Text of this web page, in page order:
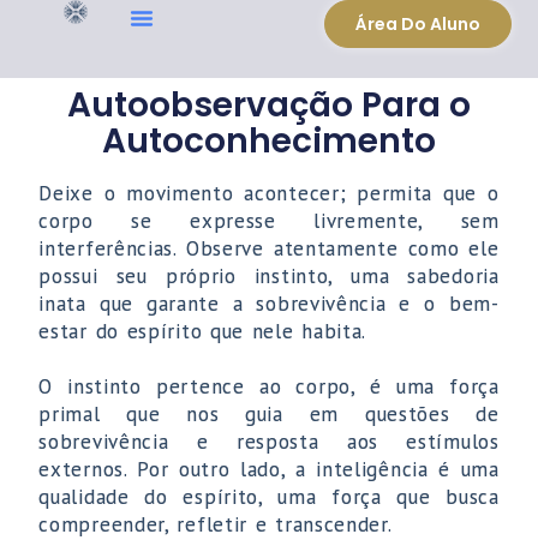
Área Do Aluno
Autoobservação Para o
Autoconhecimento
Deixe o movimento acontecer; permita que o
corpo se expresse livremente, sem
interferências. Observe atentamente como ele
possui seu próprio instinto, uma sabedoria
inata que garante a sobrevivência e o bem-
estar do espírito que nele habita.
O instinto pertence ao corpo, é uma força
primal que nos guia em questões de
sobrevivência e resposta aos estímulos
externos. Por outro lado, a inteligência é uma
qualidade do espírito, uma força que busca
compreender, refletir e transcender.